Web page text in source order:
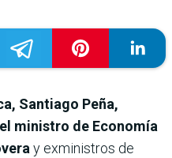
Santiago Peña,
ministro de Economía
y exministros de